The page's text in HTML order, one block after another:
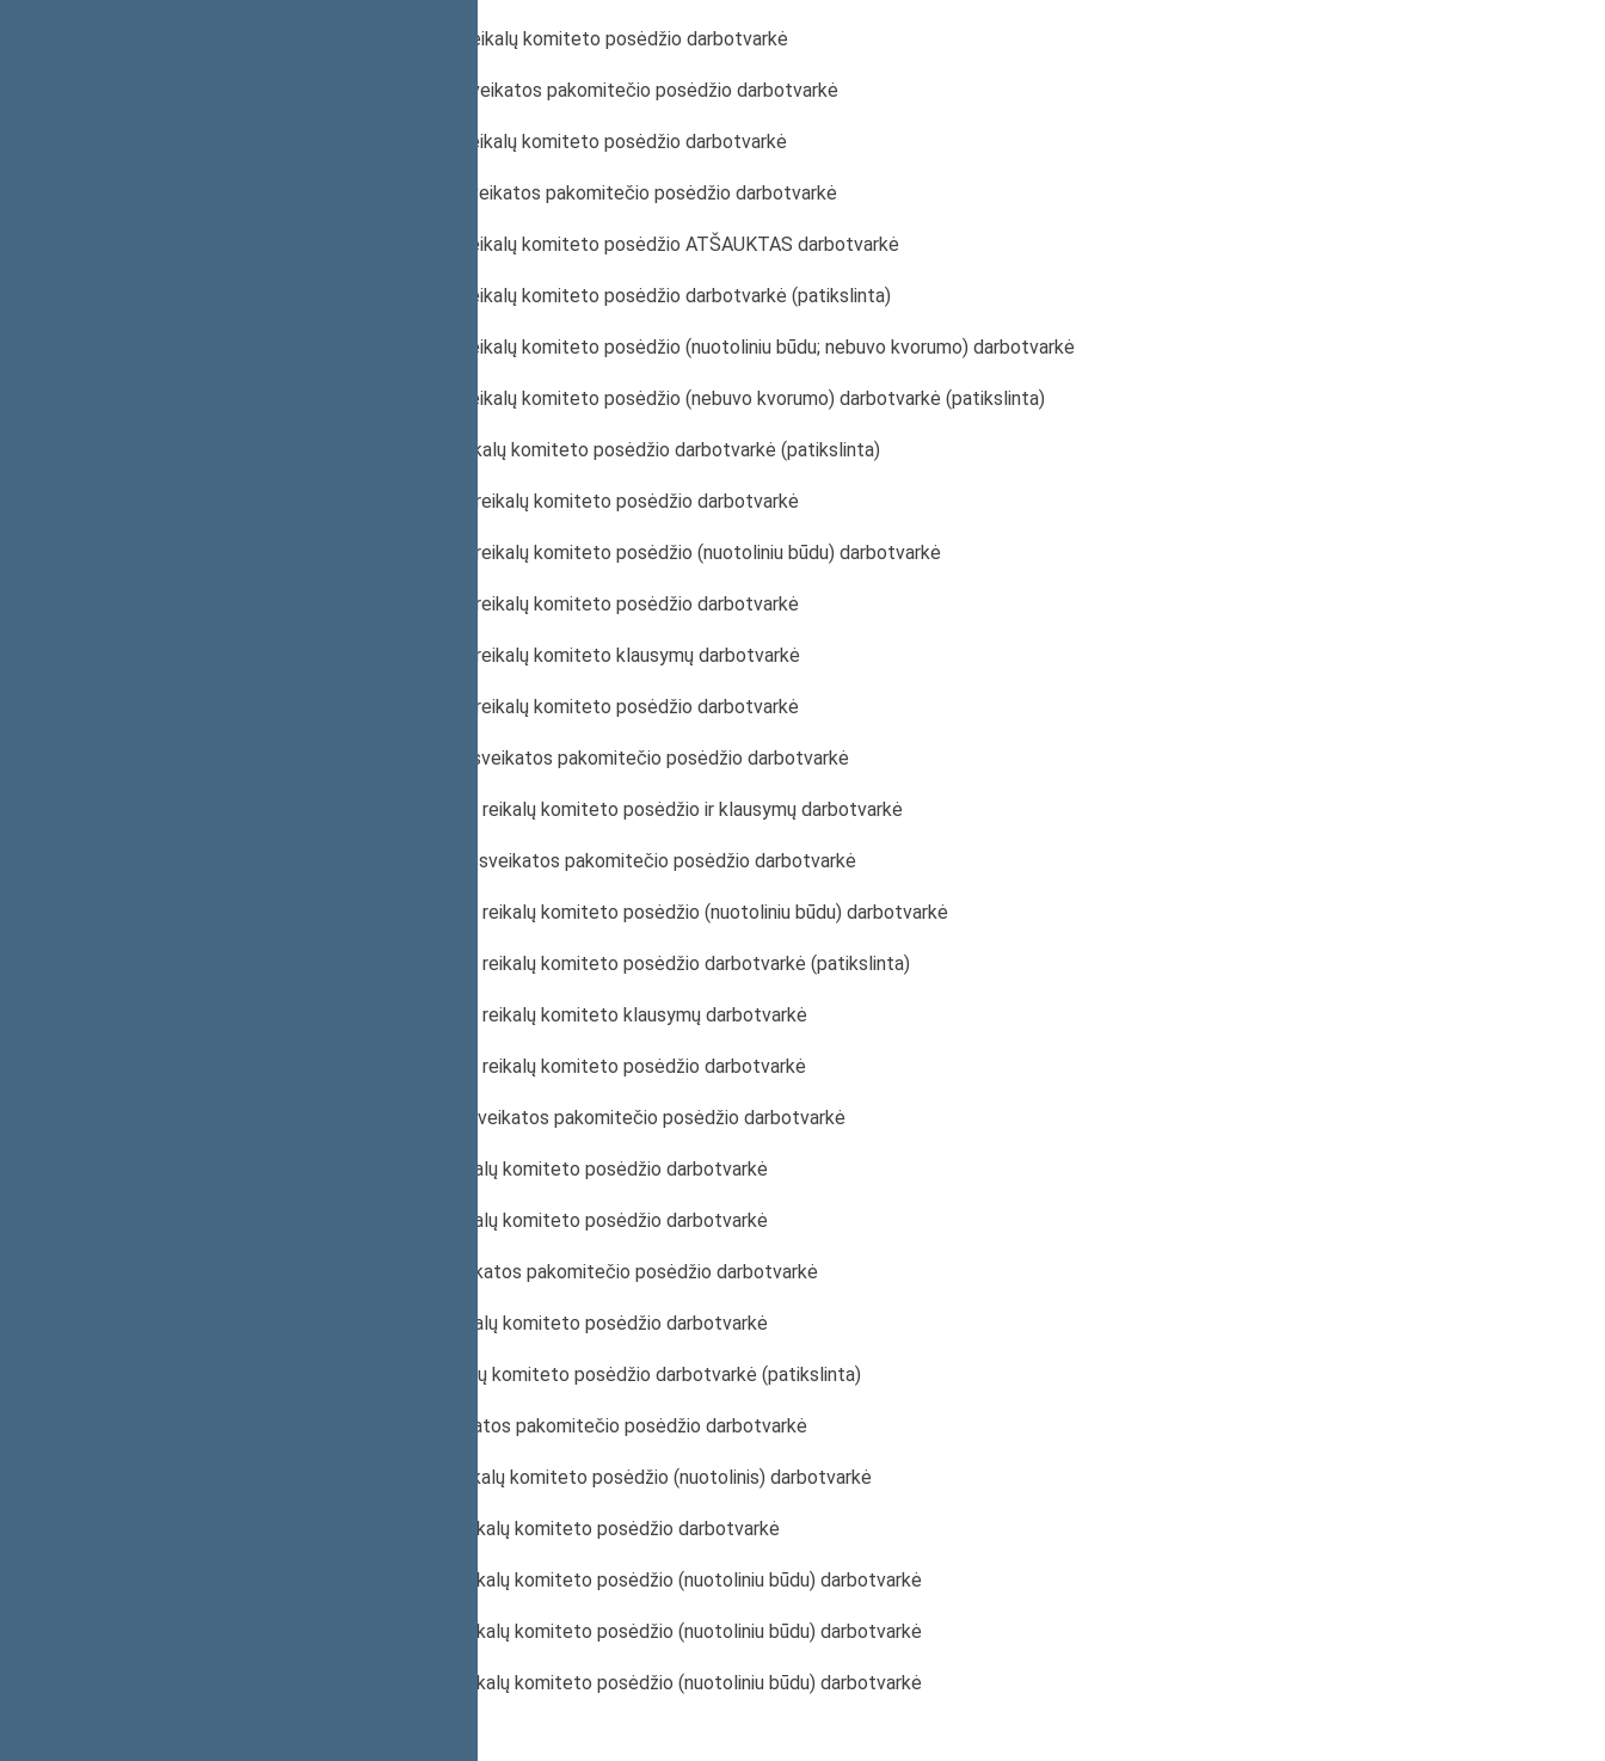
2022 m. rugsėjo 14 d. Sveikatos reikalų komiteto posėdžio darbotvarkė
2022 m. rugsėjo 14 d. Psichikos sveikatos pakomitečio posėdžio darbotvarkė
2022 m. birželio 29 d. Sveikatos reikalų komiteto posėdžio darbotvarkė
2022 m. birželio 29 d. Psichikos sveikatos pakomitečio posėdžio darbotvarkė
2022 m. birželio 27 d. Sveikatos reikalų komiteto posėdžio ATŠAUKTAS darbotvarkė
2022 m. birželio 22 d. Sveikatos reikalų komiteto posėdžio darbotvarkė (patikslinta)
2022 m. birželio 20 d. Sveikatos reikalų komiteto posėdžio (nuotoliniu būdu; nebuvo kvorumo) darbotvarkė
2022 m. birželio 15 d. Sveikatos reikalų komiteto posėdžio (nebuvo kvorumo) darbotvarkė (patikslinta)
2022 m. birželio 8 d. Sveikatos reikalų komiteto posėdžio darbotvarkė (patikslinta)
2022 m. gegužės 25 d. Sveikatos reikalų komiteto posėdžio darbotvarkė
2022 m. gegužės 24 d. Sveikatos reikalų komiteto posėdžio (nuotoliniu būdu) darbotvarkė
2022 m. gegužės 18 d. Sveikatos reikalų komiteto posėdžio darbotvarkė
2022 m. gegužės 11 d. Sveikatos reikalų komiteto klausymų darbotvarkė
2022 m. gegužės 11 d. Sveikatos reikalų komiteto posėdžio darbotvarkė
2022 m. gegužės 11 d. Psichikos sveikatos pakomitečio posėdžio darbotvarkė
2022 m. balandžio 27 d. Sveikatos reikalų komiteto posėdžio ir klausymų darbotvarkė
2022 m. balandžio 27 d. Psichikos sveikatos pakomitečio posėdžio darbotvarkė
2022 m. balandžio 26 d. Sveikatos reikalų komiteto posėdžio (nuotoliniu būdu) darbotvarkė
2022 m. balandžio 20 d. Sveikatos reikalų komiteto posėdžio darbotvarkė (patikslinta)
2022 m. balandžio 13 d. Sveikatos reikalų komiteto klausymų darbotvarkė
2022 m. balandžio 13 d. Sveikatos reikalų komiteto posėdžio darbotvarkė
2022 m. balandžio 6 d. Psichikos sveikatos pakomitečio posėdžio darbotvarkė
2022 m. kovo 30 d. Sveikatos reikalų komiteto posėdžio darbotvarkė
2022 m. kovo 23 d. Sveikatos reikalų komiteto posėdžio darbotvarkė
2022 m. kovo 23 d. Psichikos sveikatos pakomitečio posėdžio darbotvarkė
2022 m. kovo 16 d. Sveikatos reikalų komiteto posėdžio darbotvarkė
2022 m. kovo 9 d. Sveikatos reikalų komiteto posėdžio darbotvarkė (patikslinta)
2022 m. kovo 2 d. Psichikos sveikatos pakomitečio posėdžio darbotvarkė
2022 m. vasario 9 d. Sveikatos reikalų komiteto posėdžio (nuotolinis) darbotvarkė
2022 m. sausio 20 d. Sveikatos reikalų komiteto posėdžio darbotvarkė
2022 m. sausio 20 d. Sveikatos reikalų komiteto posėdžio (nuotoliniu būdu) darbotvarkė
2022 m. sausio 19 d. Sveikatos reikalų komiteto posėdžio (nuotoliniu būdu) darbotvarkė
2022 m. sausio 12 d. Sveikatos reikalų komiteto posėdžio (nuotoliniu būdu) darbotvarkė